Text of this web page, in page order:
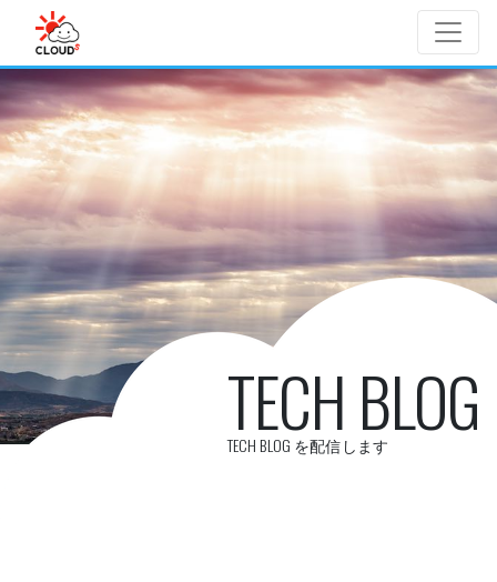
Skip to main content
TECH BLOG
TECH BLOG を配信します